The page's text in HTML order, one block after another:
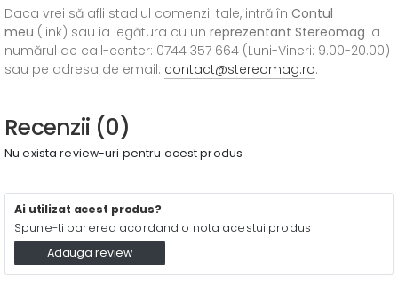
Daca vrei să afli stadiul comenzii tale, intră în Contul
meu (link) sau ia legătura cu un reprezentant Stereomag la
numărul de call-center: 0744 357 664 (Luni-Vineri: 9.00-20.00)
sau pe adresa de email: contact@stereomag.ro.
Recenzii (0)
Nu exista review-uri pentru acest produs
Ai utilizat acest produs?
Spune-ti parerea acordand o nota acestui produs
Adauga review